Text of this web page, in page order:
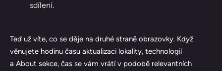
sdílení.
Teď už víte, co se děje na druhé straně obrazovky. Když
věnujete hodinu času aktualizaci lokality, technologií
a About sekce, čas se vám vrátí v podobě relevantních